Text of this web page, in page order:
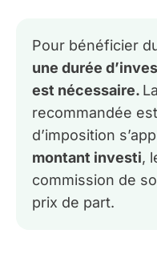
Pour bénéficier
une durée
est nécessaire.
recommandée
d’imposition
montant investi,
commission de
prix de part.